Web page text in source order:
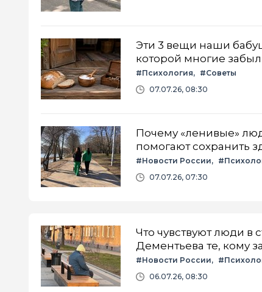
Эти 3 вещи наши
которой многие
#Психология
#Советы
07.07.26, 08:30
Почему «ленивые»
помогают сохранить
#Новости России
07.07.26, 07:30
Что чувствуют люди в
Дементьева те, кому
#Новости России
06.07.26, 08:30